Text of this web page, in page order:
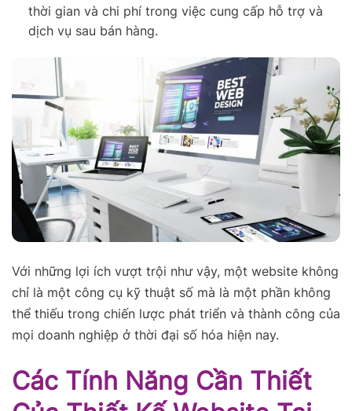
thời gian và chi phí trong việc cung cấp hỗ trợ và
dịch vụ sau bán hàng.
Với những lợi ích vượt trội như vậy, một website không
chỉ là một công cụ kỹ thuật số mà là một phần không
thể thiếu trong chiến lược phát triển và thành công của
mọi doanh nghiệp ở thời đại số hóa hiện nay.
Các Tính Năng Cần Thiết